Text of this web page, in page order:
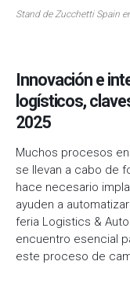
Stand de Zucchetti Spain
Innovación e
logísticos,
2025
Muchos procesos
se llevan a cabo de
hace necesario
ayuden a
feria Logistics &
encuentro esencial
este proceso de